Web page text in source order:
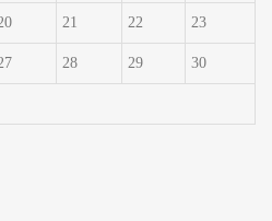
21 22 23
28 29 30